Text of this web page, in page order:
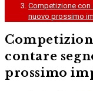
Competizione con
nuovo prossimo
contare
prossimo